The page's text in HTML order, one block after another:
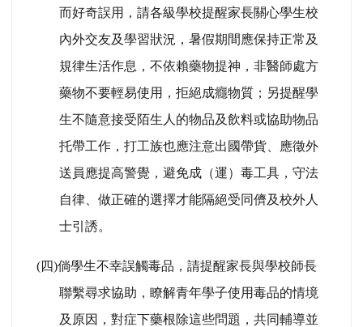
而好奇誤用，請各級學校提醒家長關心學生校
內外交友及學習狀況，暑假期間應保持正常及
規律生活作息，不依賴藥物提神，非醫師處方
藥物不要輕易使用，拒絕成癮物質；另提醒學
生不隨意接受陌生人的物品及飲料或協助物品
托帶工作，打工族也應注意出國帶貨、應徵外
送員應提高警覺，避免成（運）毒工具，守法
自律、做正確的選擇才能隔絕受同儕及校外人
士引誘。
(四)倘學生不幸誤觸毒品，請提醒家長與學校師長
聯繫尋求協助，瞭解青年學子使用毒品的情境
及原因，對症下藥根除這些問題，共同輔導並